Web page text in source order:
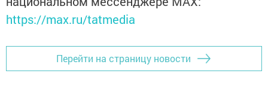
https://max.ru/tatmedia
Перейти на страницу новости